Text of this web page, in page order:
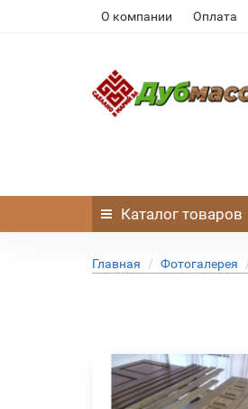
О компании Оплата
Каталог товаров
Главная Фотогалерея